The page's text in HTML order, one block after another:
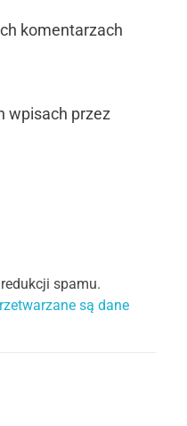
komentarzach
wpisach przez
spamu.
są dane